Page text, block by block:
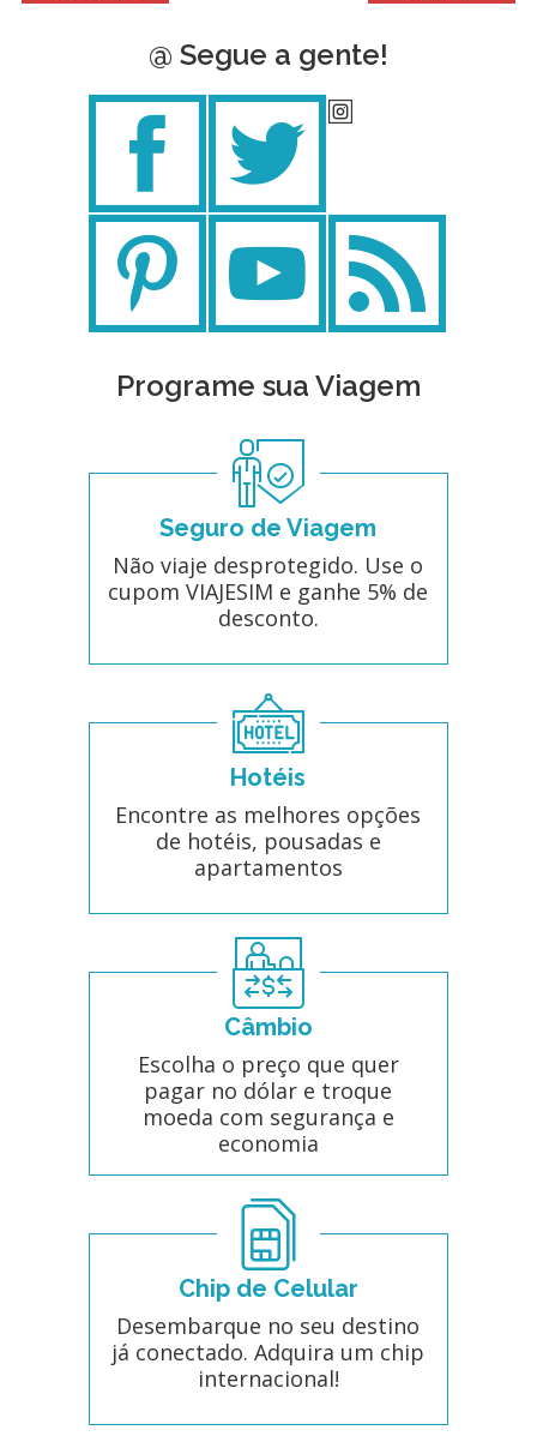
@ Segue a gente!
Programe sua Viagem
Seguro de Viagem
Não viaje desprotegido. Use o
cupom VIAJESIM e ganhe 5% de
desconto.
Hotéis
Encontre as melhores opções
de hotéis, pousadas e
apartamentos
Câmbio
Escolha o preço que quer
pagar no dólar e troque
moeda com segurança e
economia
Chip de Celular
Desembarque no seu destino
já conectado. Adquira um chip
internacional!